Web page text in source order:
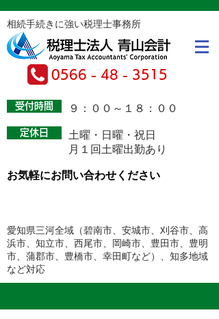
相続手続きに強い税理士事務所
0566 - 48 - 3515
受付時間 ​９：００～１８：００
定休日
土曜・日曜・祝日
月１回土曜出勤あり
お気軽にお問い合わせください
愛知県三河全域（碧南市、安城市、刈谷市、高
浜市、知立市、西尾市、岡崎市、豊田市、豊明
市、蒲郡市、豊橋市、幸田町など）​、知多地域
など対応